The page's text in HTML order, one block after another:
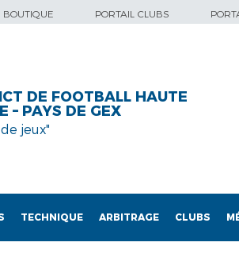
BOUTIQUE PORTAIL CLUBS
DE FOOTBALL HAUTE
– PAYS DE GEX
jeux"
TECHNIQUE ARBITRAGE CLUBS